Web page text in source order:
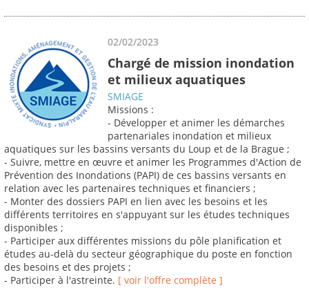
02/02/2023
Chargé de mission inondation
et milieux aquatiques
SMIAGE
Missions :
- Développer et animer les démarches
partenariales inondation et milieux
aquatiques sur les bassins versants du Loup et de la Brague ;
- Suivre, mettre en œuvre et animer les Programmes d'Action de
Prévention des Inondations (PAPI) de ces bassins versants en
relation avec les partenaires techniques et financiers ;
- Monter des dossiers PAPI en lien avec les besoins et les
différents territoires en s'appuyant sur les études techniques
disponibles ;
- Participer aux différentes missions du pôle planification et
études au-delà du secteur géographique du poste en fonction
des besoins et des projets ;
- Participer à l'astreinte. [ voir l'offre complète ]